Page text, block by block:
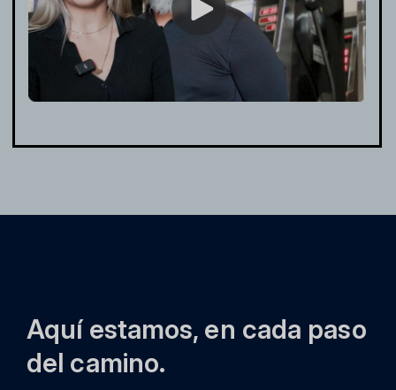
Aquí estamos, en cada paso
del camino.